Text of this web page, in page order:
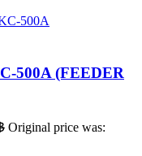
500A (FEEDER
Original price was: